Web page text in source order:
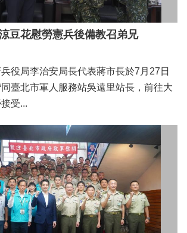
豆花慰勞憲兵後備教召弟兄
局李治安局長代表蔣市長於7月27日
臺北市軍人服務站吳遠里站長，前往大
受...